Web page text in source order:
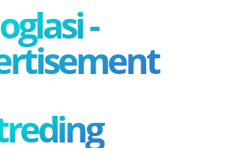
oglasi -